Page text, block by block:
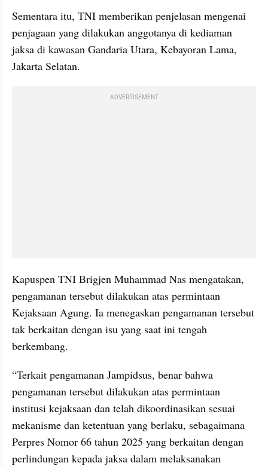
Sementara itu, TNI memberikan penjelasan mengenai
penjagaan yang dilakukan anggotanya di kediaman
jaksa di kawasan Gandaria Utara, Kebayoran Lama,
Jakarta Selatan.
ADVERTISEMENT
Kapuspen TNI Brigjen Muhammad Nas mengatakan,
pengamanan tersebut dilakukan atas permintaan
Kejaksaan Agung. Ia menegaskan pengamanan tersebut
tak berkaitan dengan isu yang saat ini tengah
berkembang.
“Terkait pengamanan Jampidsus, benar bahwa
pengamanan tersebut dilakukan atas permintaan
institusi kejaksaan dan telah dikoordinasikan sesuai
mekanisme dan ketentuan yang berlaku, sebagaimana
Perpres Nomor 66 tahun 2025 yang berkaitan dengan
perlindungan kepada jaksa dalam melaksanakan